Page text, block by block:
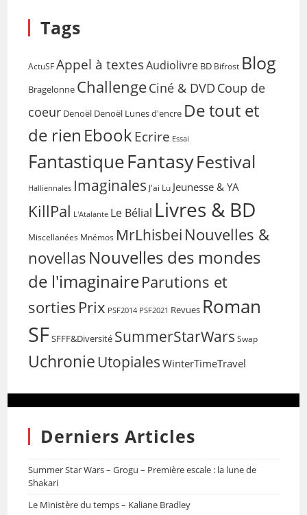
Tags
ActuSF Appel à textesAudiolivre BD Bifrost Blog
Bragelonne ChallengeCiné & DVD Coup de
coeur Denoël Denoël Lunes d'encre De tout et
de rien EbookEcrire Essai
FantastiqueFantasyFestival
Halliennales Imaginales J'ai Lu Jeunesse & YA
KillPal L'Atalante Le Bélial Livres & BD
Miscellanées Mnémos MrLhisbei Nouvelles &
novellas Nouvelles des mondes
de l'imaginaireParutions et
sorties Prix PSF2014 PSF2021 Revues Roman
SFSFFF&Diversité SummerStarWars Swap
Uchronie Utopiales WinterTimeTravel
Derniers Articles
Summer Star Wars – Grogu – Première escale : la lune de
Shakari
Le Ministère du temps – Kaliane Bradley